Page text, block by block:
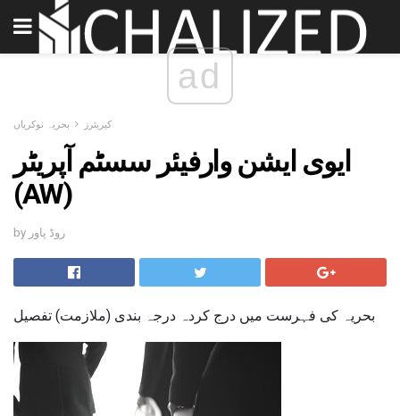
ad
کیریئرز بحریہ نوکریاں
ایوی ایشن وارفیئر سسٹم آپریٹر
(AW)
by روڈ پاور
بحریہ کی فہرست میں درج کردہ درجہ بندی (ملازمت) تفصیل